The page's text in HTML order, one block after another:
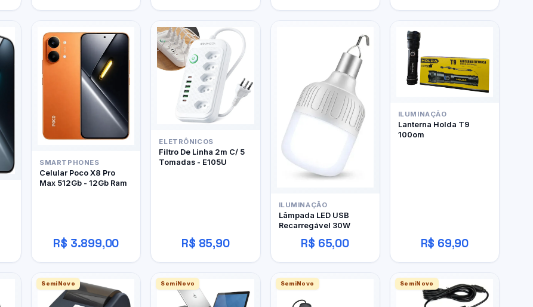
SMARTPHONES
Celular Poco X8 Pro
Max 512Gb - 12Gb Ram
R$ 3.899,00
ELETRÔNICOS
Filtro De Linha 2m C/ 5
Tomadas - E105U
R$ 85,90
ILUMINAÇÃO
Lâmpada LED USB
Recarregável 30W
R$ 65,00
ILUMINAÇÃO
Lanterna Holda T9
100om
R$ 69,90
SemiNovo SemiNovo SemiNovo SemiNovo